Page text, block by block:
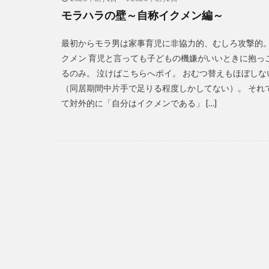
モラハラの壁～自称イクメン編～
最初からモラ男は家事育児に非協力的、むしろ攻撃的
クメン 育児と言っても子どもの機嫌がいいときに抱っ
るのみ。 泣けばこちらへポイ。 おむつ替えもほぼしな
（同居期間中片手で足りる程度しかしてない）。 それ
て対外的に「自分はイクメンである」 […]